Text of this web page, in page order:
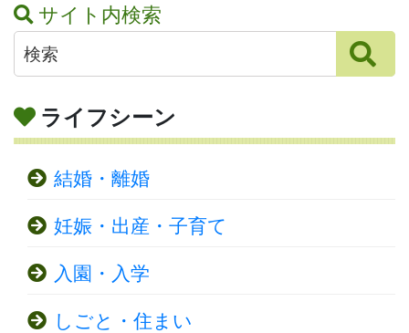
サイト内検索
ライフシーン
結婚・離婚
妊娠・出産・子育て
入園・入学
しごと・住まい